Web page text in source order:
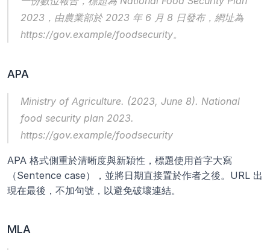
2023 ，由農業部於 2023 年 6 月 8 日發布，網址為
https://gov.example/foodsecurity。
APA
Ministry of Agriculture. (2023, June 8). National
food security plan 2023.
https://gov.example/foodsecurity
APA 格式側重於清晰度與新穎性，標題使用首字大寫
（Sentence case），並將日期直接置於作者之後。URL 出
現在最後，不加句號，以避免破壞連結。
MLA